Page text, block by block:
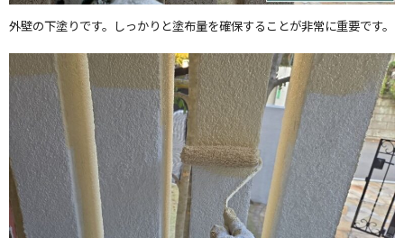
外壁の下塗りです。しっかりと塗布量を確保することが非常に重要です。